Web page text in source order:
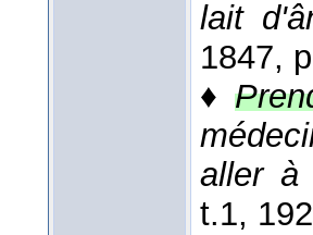
lait
1847,
♦
aller à
t.1,